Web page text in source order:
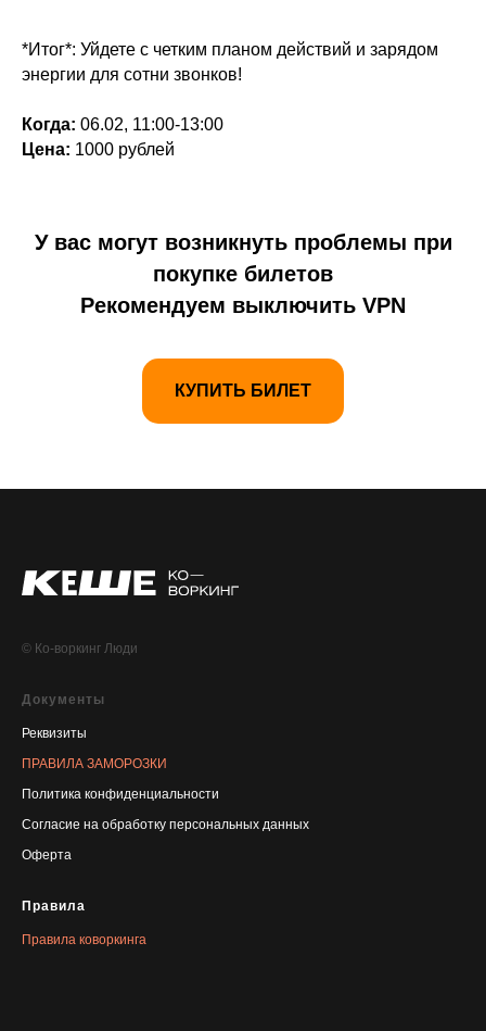
*Итог*: Уйдете с четким планом действий и зарядом
энергии для сотни звонков!
Когда: 06.02, 11:00-13:00
Цена: 1000 рублей
У вас могут возникнуть проблемы при
покупке билетов
Рекомендуем выключить VPN
КУПИТЬ БИЛЕТ
© Ко-воркинг Люди
Документы
Реквизиты
ПРАВИЛА ЗАМОРОЗКИ
Политика конфиденциальности
Согласие на обработку персональных данных
Оферта
Правила
Правила коворкинга